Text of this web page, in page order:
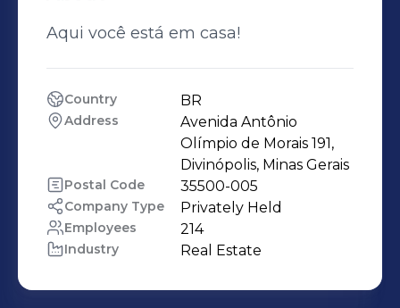
Aqui você está em casa!
Country BR
Address
Avenida Antônio
Olímpio de Morais 191,
Divinópolis, Minas Gerais
Postal Code 35500-005
Company Type Privately Held
Employees 214
Industry Real Estate